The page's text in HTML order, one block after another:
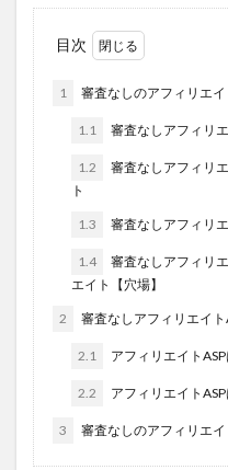
目次
1 審査なしのアフィリエ
1.1 審査なしアフィリ
1.2
審査なしアフィリ
ト
1.3 審査なしアフィリ
1.4
審査なしアフィリ
エイト【穴場】
2 審査なしアフィリエイ
2.1 アフィリエイト
2.2 アフィリエイト
3 審査なしのアフィリエイ